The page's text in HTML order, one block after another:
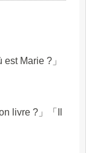
Marie ?」
livre ?」「Il